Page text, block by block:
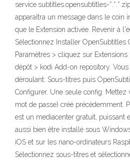
service.subtitles.opensubtitles-
apparaîtra un message dans le coin
que le Extension activée. Revenir à
Sélectionnez Installer OpenSubtitles
Paramètres > cliquez sur
dépôt > kodi Add-on repository.
déroulant: Sous-titres puis
Configurer. Une seule config: Mettez
mot de passe) créé précédemment.
est un mediacenter gratuit, puissant
aussi bien être installé sous
iOS et sur les nano-ordinateurs
Sélectionnez sous-titres et